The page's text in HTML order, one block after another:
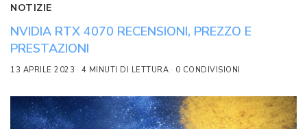
NOTIZIE
NVIDIA RTX 4070 RECENSIONI, PREZZO E
PRESTAZIONI
13 APRILE 2023 4 MINUTI DI LETTURA 0 CONDIVISIONI